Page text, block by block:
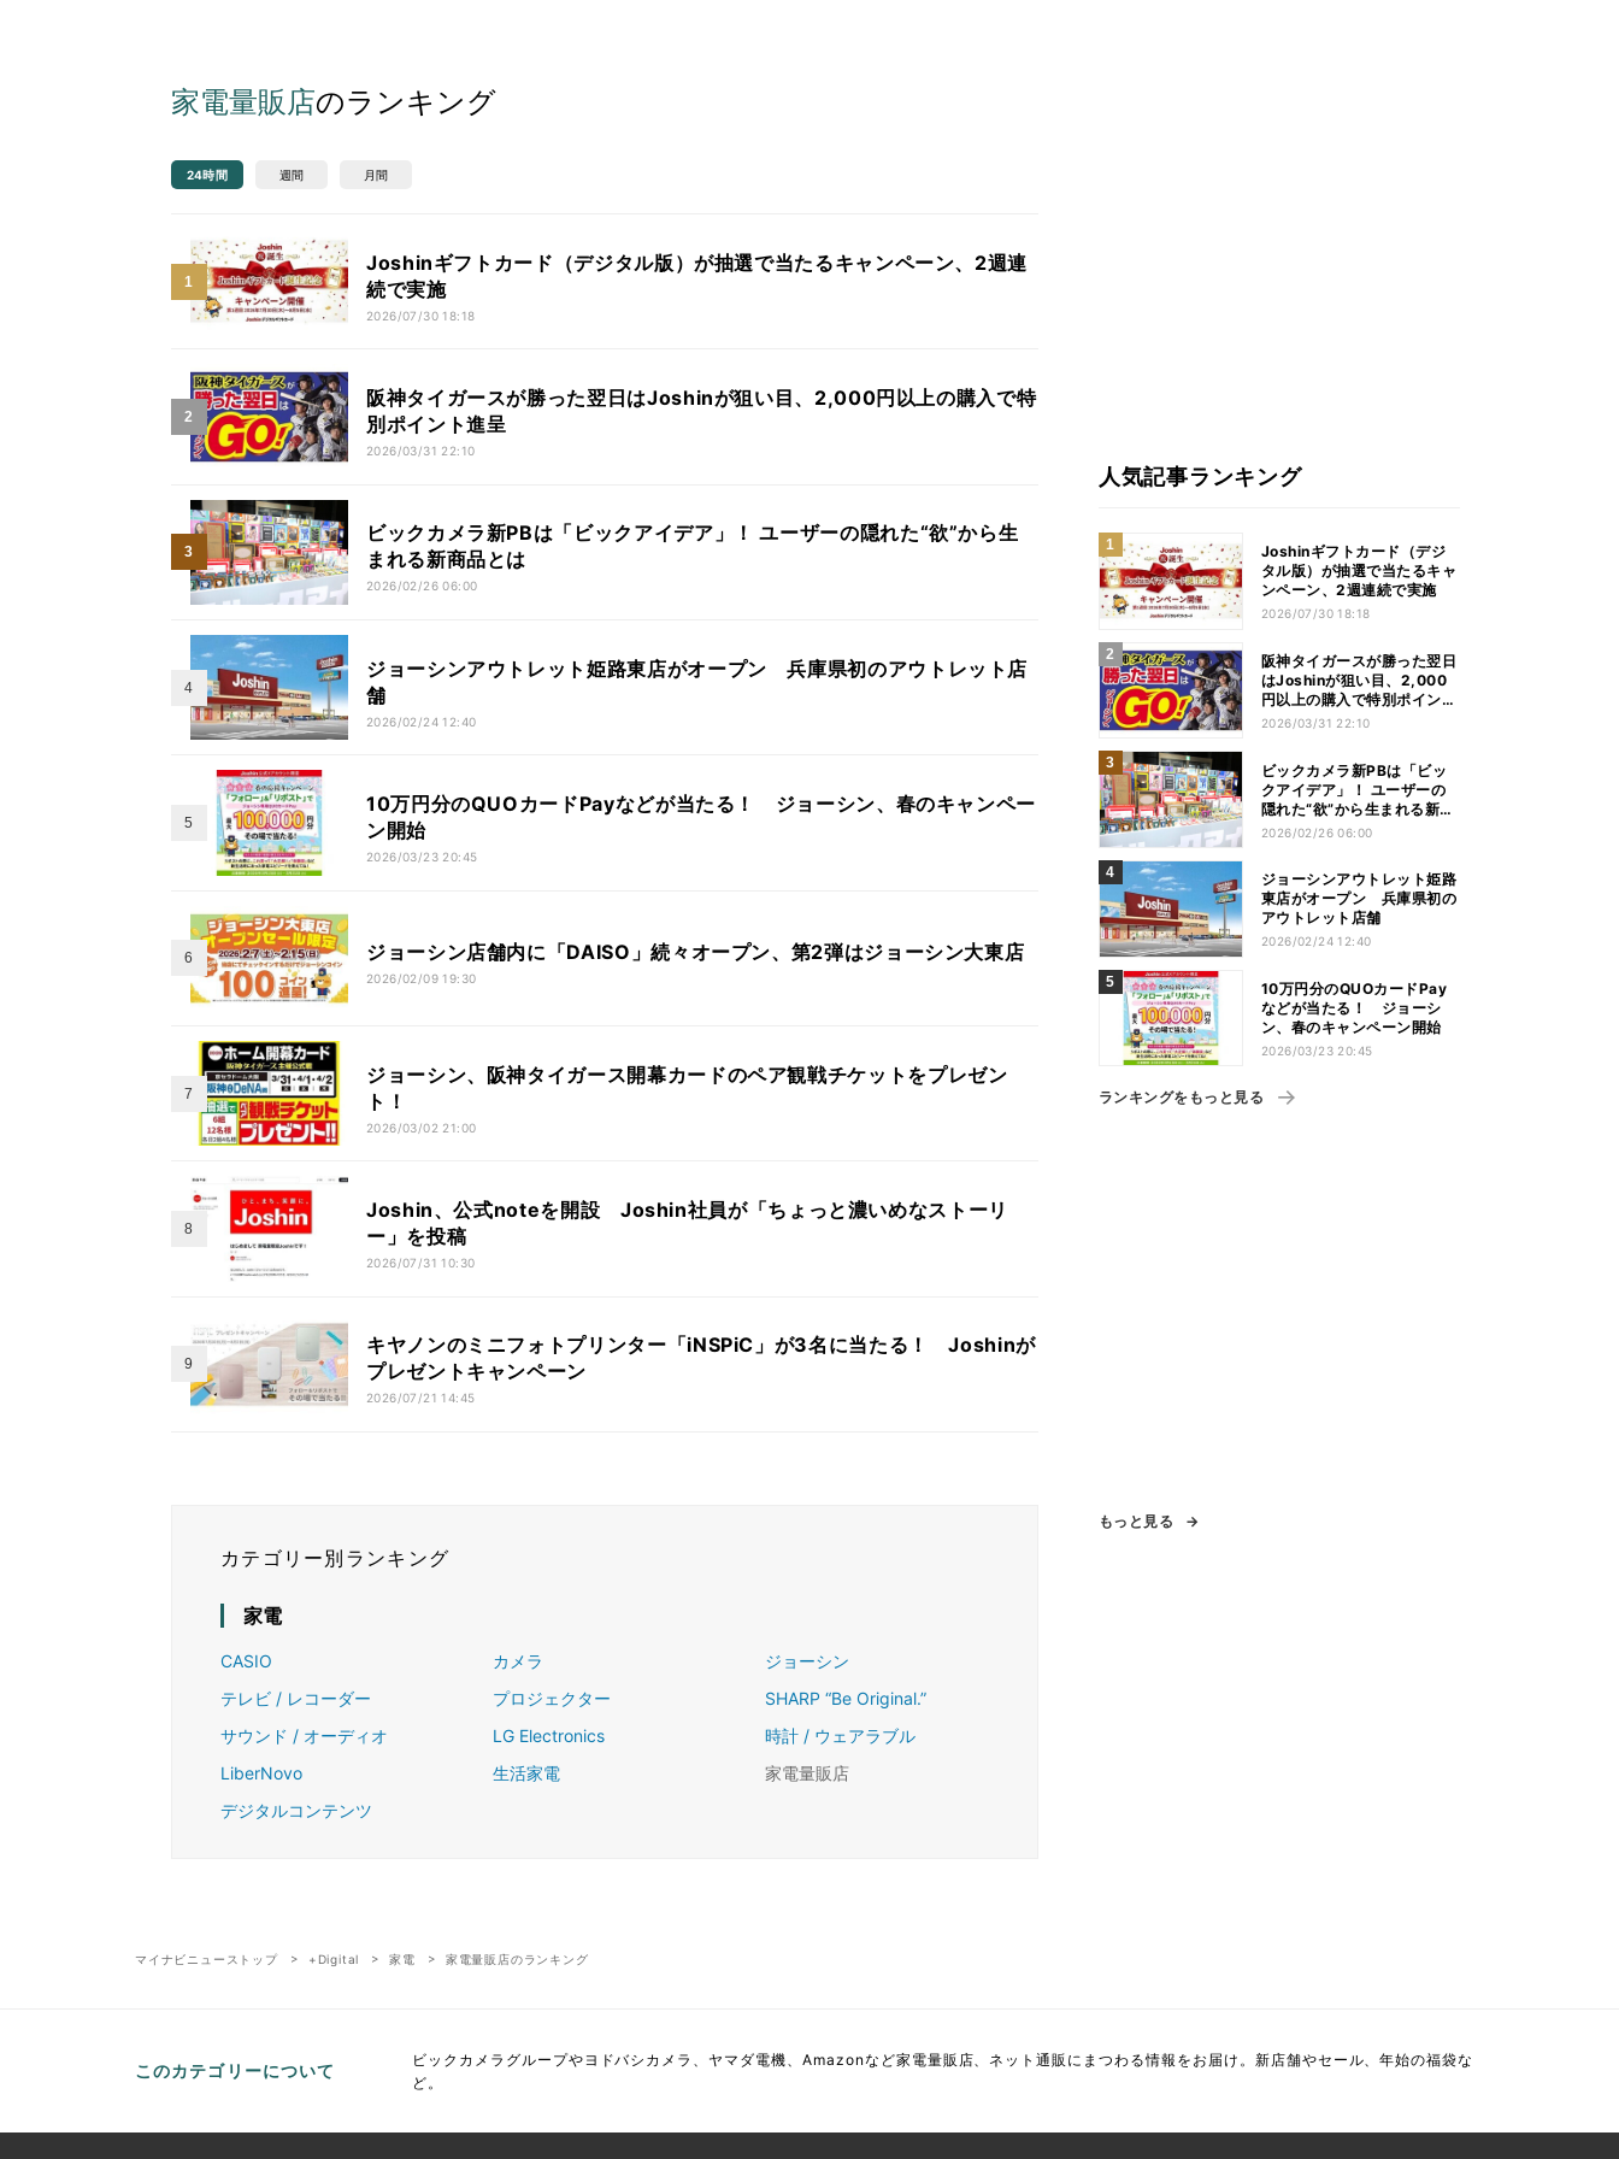
家電量販店のランキング
24時間 週間 月間
Joshinギフトカード（デジタル版）が抽選で当たるキャンペーン、2週連
続で実施
2026/07/30 18:18
阪神タイガースが勝った翌日はJoshinが狙い目、2,000円以上の購入で特
別ポイント進呈
2026/03/31 22:10
ビックカメラ新PBは「ビックアイデア」！ ユーザーの隠れた“欲”から生
まれる新商品とは
2026/02/26 06:00
ジョーシンアウトレット姫路東店がオープン 兵庫県初のアウトレット店
舗
2026/02/24 12:40
10万円分のQUOカードPayなどが当たる！ ジョーシン、春のキャンペー
ン開始
2026/03/23 20:45
ジョーシン店舗内に「DAISO」続々オープン、第2弾はジョーシン大東店
2026/02/09 19:30
ジョーシン、阪神タイガース開幕カードのペア観戦チケットをプレゼン
ト！
2026/03/02 21:00
Joshin、公式noteを開設 Joshin社員が「ちょっと濃いめなストーリ
ー」を投稿
2026/07/31 10:30
キヤノンのミニフォトプリンター「iNSPiC」が3名に当たる！ Joshinが
プレゼントキャンペーン
2026/07/21 14:45
カテゴリー別ランキング
家電
CASIO カメラ
ジョーシン
テレビ / レコーダー
プロジェクター
SHARP “Be Original.”
サウンド / オーディオ
LG Electronics
時計 / ウェアラブル
LiberNovo
生活家電
家電量販店
デジタルコンテンツ
人気記事ランキング
Joshinギフトカード（デジ
タル版）が抽選で当たるキャ
ンペーン、2週連続で実施
2026/07/30 18:18
阪神タイガースが勝った翌日
はJoshinが狙い目、2,000
円以上の購入で特別ポイント
進呈
2026/03/31 22:10
ビックカメラ新PBは「ビッ
クアイデア」！ ユーザーの
隠れた“欲”から生まれる新商
品とは
2026/02/26 06:00
ジョーシンアウトレット姫路
東店がオープン 兵庫県初の
アウトレット店舗
2026/02/24 12:40
10万円分のQUOカードPay
などが当たる！ ジョーシ
ン、春のキャンペーン開始
2026/03/23 20:45
ランキングをもっと見る
もっと見る
マイナビニューストップ +Digital 家電 家電量販店のランキング
このカテゴリーについて
ビックカメラグループやヨドバシカメラ、ヤマダ電機、Amazonなど家電量販店、ネット通販にまつわる情報をお届け。新店舗やセール、年始の福袋な
ど。